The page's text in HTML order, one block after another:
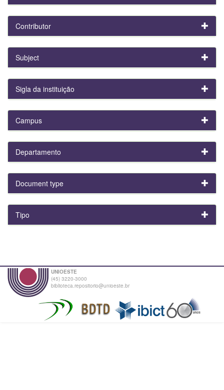
Contributor
Subject
Sigla da instituição
Campus
Departamento
Document type
Tipo
UNIOESTE
(45) 3220-3000
biblioteca.repositorio@unioeste.br